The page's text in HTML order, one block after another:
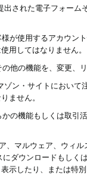
された電子フォー
が使用するアカウン
用してはなりません。
他の機能を、変更、
ン・サイトにおい
ません。
の機能もしくは取
、マルウェア、ウィ
ダウンロードもし
示したり、または特